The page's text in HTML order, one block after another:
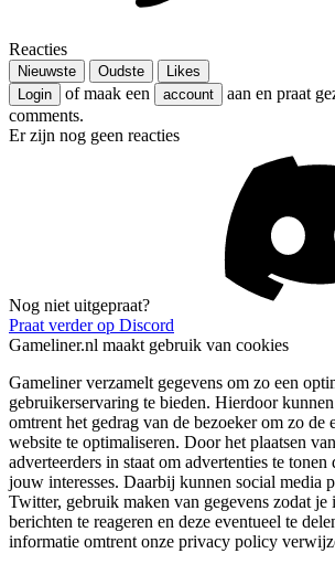
Reacties
Nieuwste Oudste
Likes
Login
of maak een account
aan en praat
comments.
Er zijn nog geen reacties
Nog niet uitgepraat?
Praat verder op Discord
Gameliner.nl maakt gebruik van cookies
Gameliner verzamelt gegevens om zo een
gebruikerservaring te bieden. Hierdoor
omtrent het gedrag van de bezoeker om zo de
website te optimaliseren. Door het plaatsen
adverteerders in staat om advertenties te tonen
jouw interesses. Daarbij kunnen social media
Twitter, gebruik maken van gegevens zodat je
berichten te reageren en deze eventueel te
informatie omtrent onze privacy policy